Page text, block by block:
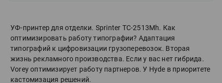
УФ-принтер для отделки. Sprinter ТС-2513Mh. Как
оптимизировать работу типографии? Адаптация
типографий к цифровизации грузоперевозок. Вторая
жизнь рекламного производства. Если у вас нет гибрида.
Vorey оптимизирует работу партнеров. У Hyde в приоритете
кастомизация решений.